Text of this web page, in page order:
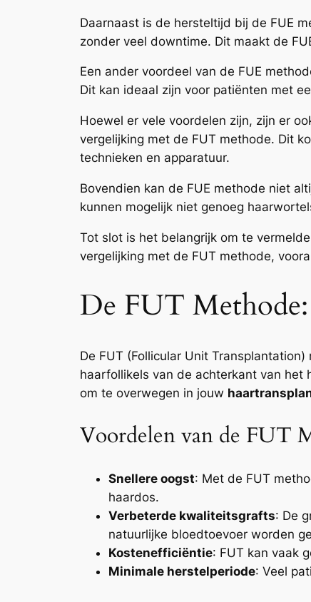
Daarnaast is de hersteltijd bij de FUE
zonder veel downtime. Dit maakt de
Een ander voordeel van de FUE
Dit kan ideaal zijn voor patiënten met
Hoewel er vele voordelen zijn, zijn er
vergelijking met de FUT methode. Dit
technieken en apparatuur.
Bovendien kan de FUE methode niet
kunnen mogelijk niet genoeg
Tot slot is het belangrijk om te
vergelijking met de FUT methode,
De FUT
De FUT (Follicular Unit
haarfollikels van de achterkant van
om te overwegen in jouw
Voordelen van de FUT
Snellere oogst: Met de FUT
haardos.
Verbeterde kwaliteitsgrafts: De
natuurlijke bloedtoevoer worden
Kostenefficiëntie: FUT kan vaak
Minimale herstelperiode: Veel